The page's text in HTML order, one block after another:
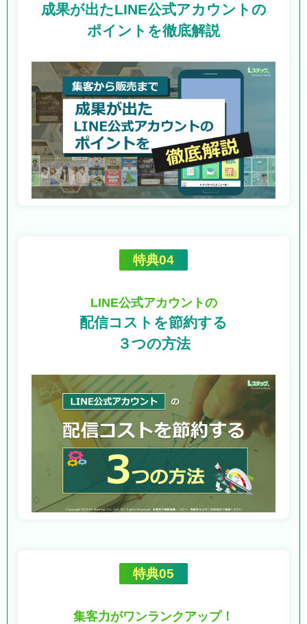
成果が出たLINE公式アカウントの
ポイントを徹底解説
特典04
LINE公式アカウントの
配信コストを節約する
３つの方法
特典05
集客力がワンランクアップ！